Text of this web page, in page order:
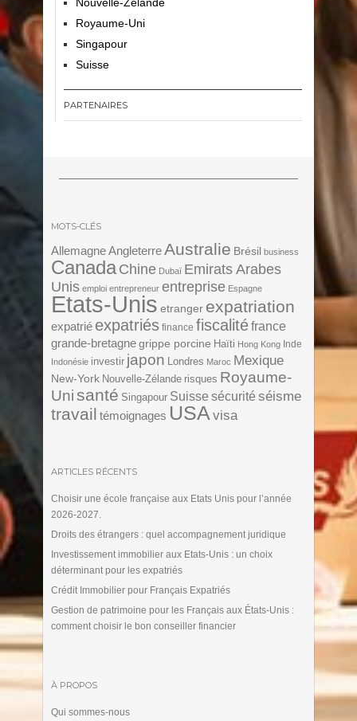
Nouvelle-Zélande
Royaume-Uni
Singapour
Suisse
PARTENAIRES
MOTS-CLÉS
Allemagne AngleterreAustralie Brésil business
Canada Chine Dubaï Emirats Arabes
Unis emploi entrepreneur entreprise Espagne
Etats-Unis etranger expatriation
expatrié expatriés finance fiscalitéfrance
grande-bretagne grippe porcine Haïti Hong Kong Inde
Indonésie investir japon Londres Maroc Mexique
New-York Nouvelle-Zélande risques Royaume-
Unisanté Singapour Suisse sécurité séisme
travail témoignages USA visa
ARTICLES RÉCENTS
Choisir une école française aux Etats Unis pour l’année
2026-2027.
Droits des étrangers : quel accompagnement juridique
Investissement immobilier aux Etats-Unis : un choix
déterminant pour les expatriés
Crédit Immobilier pour Français Expatriés
Gestion de patrimoine pour les Français aux États-Unis :
comment choisir le bon conseiller financier
À PROPOS
Qui sommes-nous